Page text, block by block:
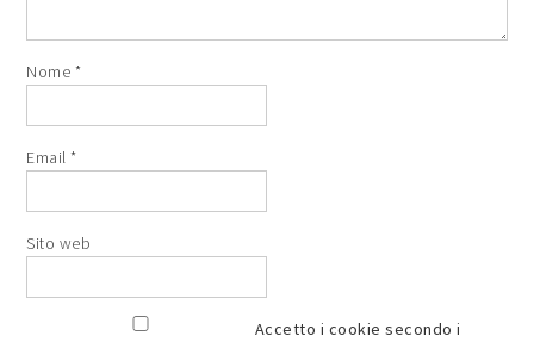
Nome *
Email*
Sito web
Accetto i cookie secondo i